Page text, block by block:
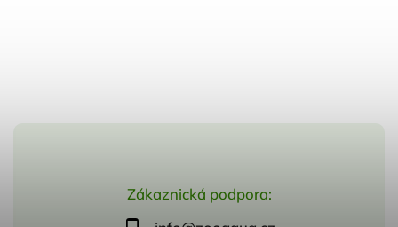
Zákaznická podpora: